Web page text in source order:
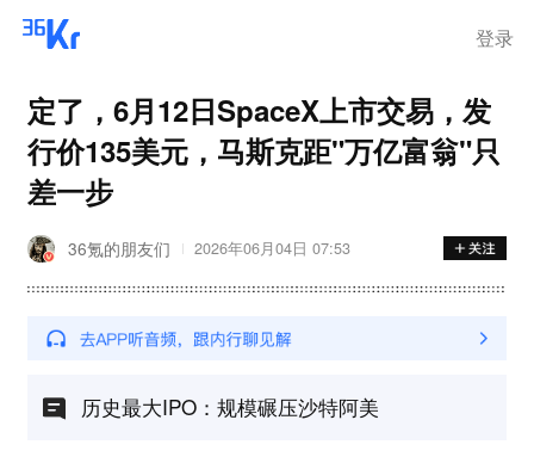
登录
定了，6月12日SpaceX上市交易，发
行价135美元，马斯克距"万亿富翁"只
差一步
36氪的朋友们 2026年06月04日 07:53
历史最大IPO：规模碾压沙特阿美